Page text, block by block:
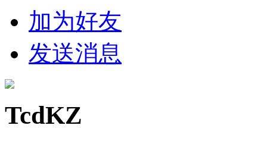
加为好友
发送消息
TcdKZ